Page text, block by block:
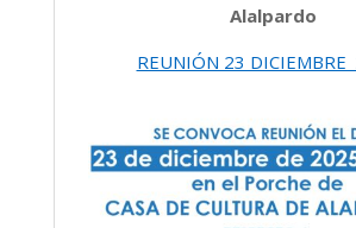
Alalpardo
REUNIÓN 23